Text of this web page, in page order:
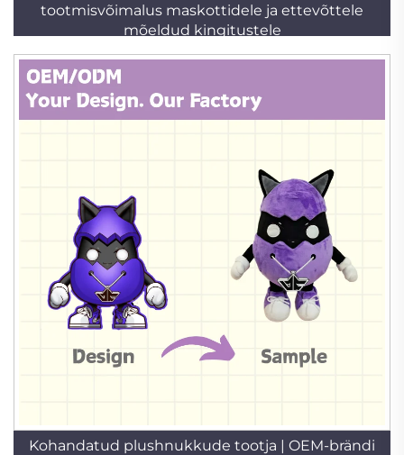
tootmisvõimalus maskottidele ja ettevõttele
mõeldud kingitustele
Kohandatud plushnukkude tootja | OEM-brändi